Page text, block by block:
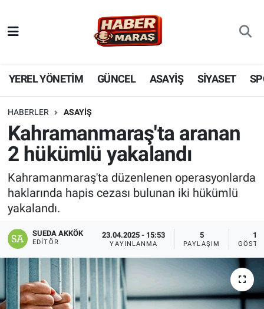
YEREL YÖNETİM GÜNCEL ASAYİŞ SİYASET
HABERLER ASAYİŞ
Kahramanmaraş'ta aranan
2 hükümlü yakalandı
Kahramanmaraş'ta düzenlenen operasyonlarda
haklarında hapis cezası bulunan iki hükümlü
yakalandı.
SUEDA AKKÖK
EDITÖR
23.04.2025 - 15:53
YAYINLANMA
5
PAYLAŞIM
18
YEREL YÖNETİM
GÜNCEL
BİLİM VE TEKNOLOJİ
KADIN AİLE
SPOR
DÜNYA
SİYASET
SAĞLIK
Nöbetçi Eczaneler
Hava Durumu
Trafik Durumu
Süper Lig Puan Durumu ve Fikstür
Tüm Manşetler
Son Dakika Haberleri